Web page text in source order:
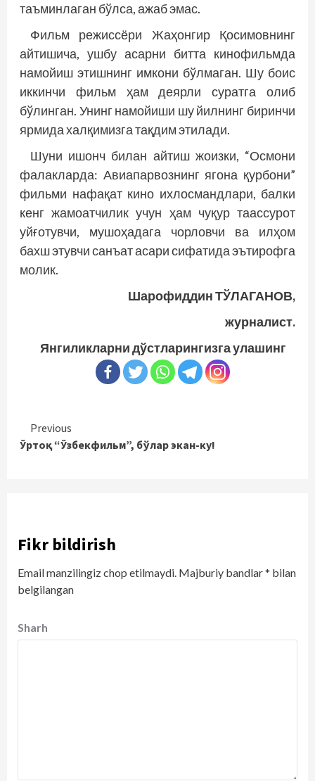
таъминлаган бўлса, ажаб эмас.
Фильм режиссёри Жаҳонгир Қосимовнинг
айтишича, ушбу асарни битта кинофильмда
намойиш этишнинг имкони бўлмаган. Шу боис
иккинчи фильм ҳам деярли суратга олиб
бўлинган. Унинг намойиши шу йилнинг биринчи
ярмида халқимизга тақдим этилади.
Шуни ишонч билан айтиш жоизки, “Осмони
фалакларда: Авиапарвознинг ягона қурбони”
фильми нафақат кино ихлосмандлари, балки
кенг жамоатчилик учун ҳам чуқур таассурот
уйғотувчи, мушоҳадага чорловчи ва илҳом
бахш этувчи санъат асари сифатида эътирофга
молик.
Шарофиддин ТЎЛАГАНОВ,
журналист.
Янгиликларни дўстларингизга улашинг
Continue
Reading
Previous
Ўртоқ “Ўзбекфильм”, бўлар экан-ку!
Fikr bildirish
Email manzilingiz chop etilmaydi. Majburiy bandlar* bilan
belgilangan
Sharh